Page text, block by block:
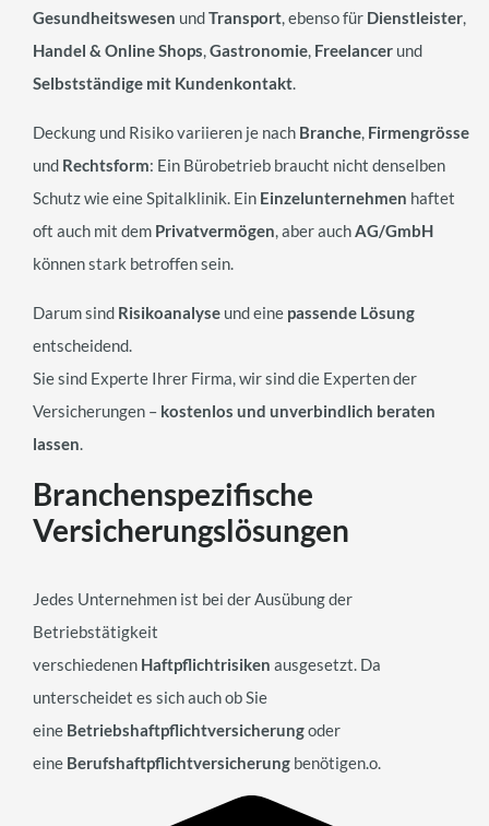
Gesundheitswesen undTransport, ebenso für Dienstleister,
Handel & Online Shops,Gastronomie, Freelancer und
Selbstständige mit Kundenkontakt.
Deckung und Risiko variieren je nach Branche, Firmengrösse
und Rechtsform: Ein Bürobetrieb braucht nicht denselben
Schutz wie eine Spitalklinik. Ein Einzelunternehmen haftet
oft auch mit dem Privatvermögen, aber auchAG/GmbH
können stark betroffen sein.
Darum sind Risikoanalyse und eine passende Lösung
entscheidend.
Sie sind Experte Ihrer Firma, wir sind die Experten der
Versicherungen – kostenlos und unverbindlich beraten
lassen.
Branchenspezifische
Versicherungslösungen
Jedes Unternehmen ist bei der Ausübung der
Betriebstätigkeit
verschiedenen Haftpflichtrisiken ausgesetzt. Da
unterscheidet es sich auch ob Sie
eine Betriebshaftpflichtversicherungoder
eine Berufshaftpflichtversicherung benötigen.o.